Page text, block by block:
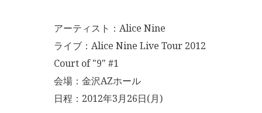
アーティスト：Alice Nine
ライブ：Alice Nine Live Tour 2012
Court of "9" #1
会場：金沢AZホール
日程：2012年3月26日(月)